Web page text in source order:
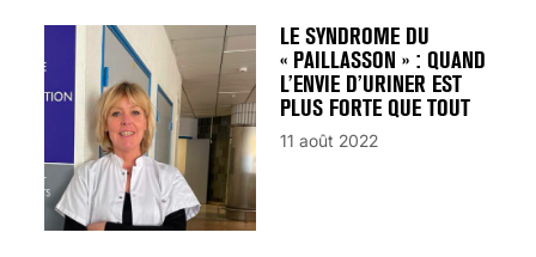
LE SYNDROME DU
« PAILLASSON » : QUAND
L’ENVIE D’URINER EST
PLUS FORTE QUE TOUT
11 août 2022